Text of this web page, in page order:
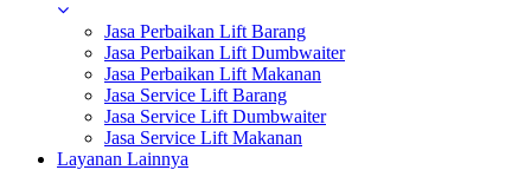
Jasa Perbaikan Lift Barang
Jasa Perbaikan Lift Dumbwaiter
Jasa Perbaikan Lift Makanan
Jasa Service Lift Barang
Jasa Service Lift Dumbwaiter
Jasa Service Lift Makanan
Layanan Lainnya